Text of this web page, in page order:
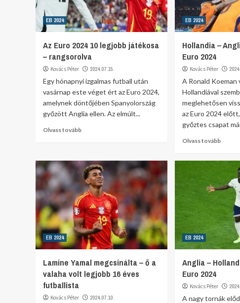
EB 2024
Az Euro 2024 10 legjobb játékosa
– rangsorolva
Kovács Péter 2024.07.15.
Egy hónapnyi izgalmas futball után
vasárnap este véget ért az Euro 2024,
amelynek döntőjében Spanyolország
győzött Anglia ellen. Az elmúlt...
Olvass tovább
EB 2024
Hollandia –
Euro 2024
Kovács Péter
A Ronald
Hollandiával
meglehetősen
az Euro 2024
győztes csapat
Olvass tovább
EB 2024
Lamine Yamal megcsinálta – ő a
valaha volt legjobb 16 éves
futballista
Kovács Péter 2024.07.10.
EB 2024
Anglia –
Euro 2024
Kovács Péter
A nagy tornák